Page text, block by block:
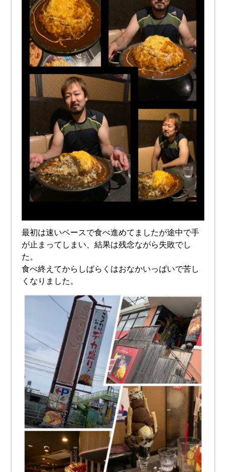
最初は速いペースで食べ進めてましたが途中で手
が止まってしまい、結果は残念ながら失敗でし
た。
食べ終えてからしばらくはおなかいっぱいで苦し
くなりました。